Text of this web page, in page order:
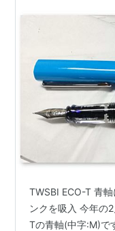
TWSBI ECO-T 青
ンクを吸入 今年の
Tの青軸(中字:M)で